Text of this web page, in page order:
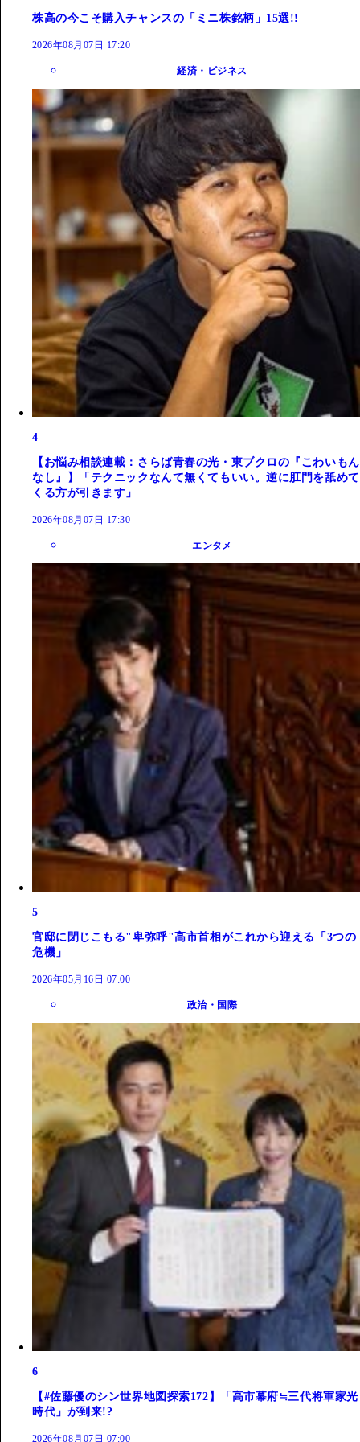
株高の今こそ購入チャンスの「ミニ株銘柄」15選!!
2026年08月07日 17:20
経済・ビジネス
4
【お悩み相談連載：さらば青春の光・東ブクロの『こわいもん
なし』】「テクニックなんて無くてもいい。逆に肛門を舐めて
くる方が引きます」
2026年08月07日 17:30
エンタメ
5
官邸に閉じこもる"卑弥呼"高市首相がこれから迎える「3つの
危機」
2026年05月16日 07:00
政治・国際
6
【#佐藤優のシン世界地図探索172】「高市幕府≒三代将軍家光
時代」が到来!?
2026年08月07日 07:00